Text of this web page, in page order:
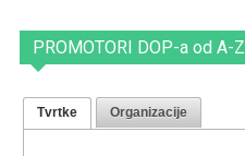
PROMOTORI DOP-a od A-Z
Tvrtke Organizacije